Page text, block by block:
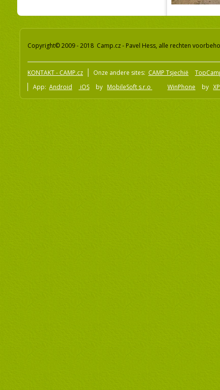
KONTAKT - CAMP.cz Onze andere sites:CAMP Tsjechië
App:Android iOS byMobileSoft s.r.o WinPhone by